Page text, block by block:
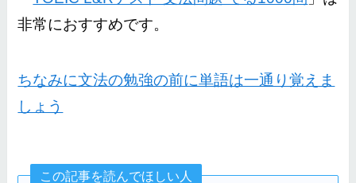
非常におすすめです。
ちなみに文法の勉強の前に単語は一通り覚えま
しょう
この記事を読んでほしい人